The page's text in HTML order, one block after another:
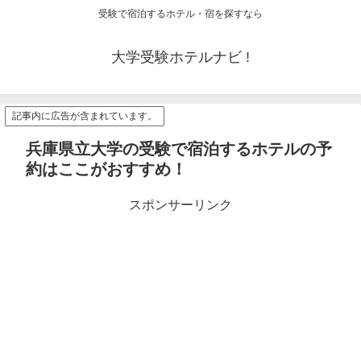
受験で宿泊するホテル・宿を探すなら
大学受験ホテルナビ !
記事内に広告が含まれています。
兵庫県立大学の受験で宿泊するホテルの予
約はここがおすすめ！
スポンサーリンク